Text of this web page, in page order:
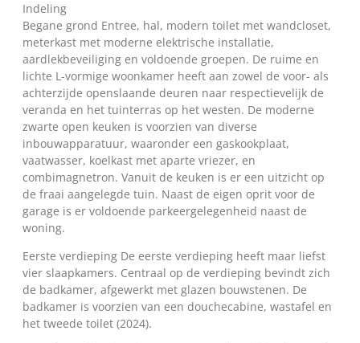
Indeling
Begane grond Entree, hal, modern toilet met wandcloset,
meterkast met moderne elektrische installatie,
aardlekbeveiliging en voldoende groepen. De ruime en
lichte L-vormige woonkamer heeft aan zowel de voor- als
achterzijde openslaande deuren naar respectievelijk de
veranda en het tuinterras op het westen. De moderne
zwarte open keuken is voorzien van diverse
inbouwapparatuur, waaronder een gaskookplaat,
vaatwasser, koelkast met aparte vriezer, en
combimagnetron. Vanuit de keuken is er een uitzicht op
de fraai aangelegde tuin. Naast de eigen oprit voor de
garage is er voldoende parkeergelegenheid naast de
woning.
Eerste verdieping De eerste verdieping heeft maar liefst
vier slaapkamers. Centraal op de verdieping bevindt zich
de badkamer, afgewerkt met glazen bouwstenen. De
badkamer is voorzien van een douchecabine, wastafel en
het tweede toilet (2024).